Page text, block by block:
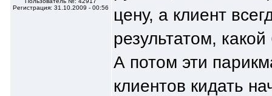
Регистрация: 31.10.2009 - 00:56
цену, а клиент
результатом,
А потом эти
клиентов кидать